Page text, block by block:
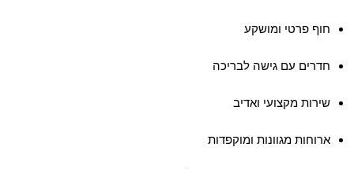
חוף פרטי ומושקע
חדרים עם גישה לבריכה
שירות מקצועי ואדיב
ארוחות מגוונות ומוקפדות